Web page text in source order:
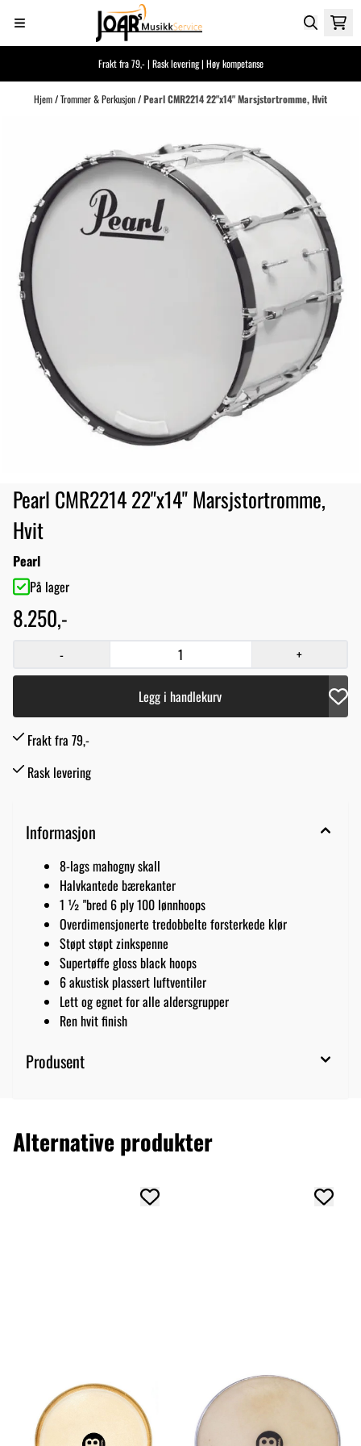
Hopp til innhold
Frakt fra 79,- | Rask levering | Høy kompetanse
Hjem/Trommer & Perkusjon/Pearl CMR2214 22"x14" Marsjstortromme, Hvit
Pearl CMR2214 22"x14" Marsjstortromme,
Hvit
Pearl
På lager
8.250,-
- +
Legg i handlekurv
Frakt fra 79,-
Rask levering
Informasjon
8-lags mahogny skall
Halvkantede bærekanter
1 ½ "bred 6 ply 100 lønnhoops
Overdimensjonerte tredobbelte forsterkede klør
Støpt støpt zinkspenne
Supertøffe gloss black hoops
6 akustisk plassert luftventiler
Lett og egnet for alle aldersgrupper
Ren hvit finish
Produsent
Alternative produkter